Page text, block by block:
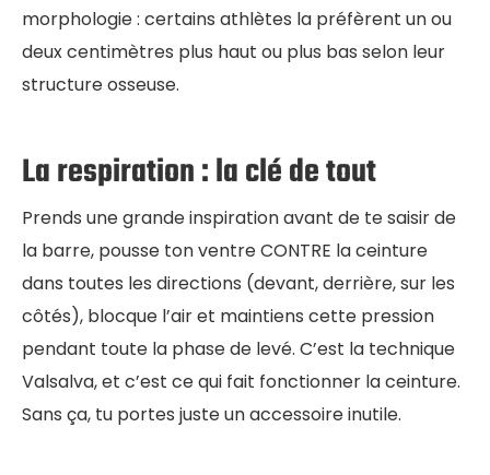
morphologie : certains athlètes la préfèrent un ou
deux centimètres plus haut ou plus bas selon leur
structure osseuse.
La respiration : la clé de tout
Prends une grande inspiration avant de te saisir de
la barre, pousse ton ventre CONTRE la ceinture
dans toutes les directions (devant, derrière, sur les
côtés), blocque l’air et maintiens cette pression
pendant toute la phase de levé. C’est la technique
Valsalva, et c’est ce qui fait fonctionner la ceinture.
Sans ça, tu portes juste un accessoire inutile.